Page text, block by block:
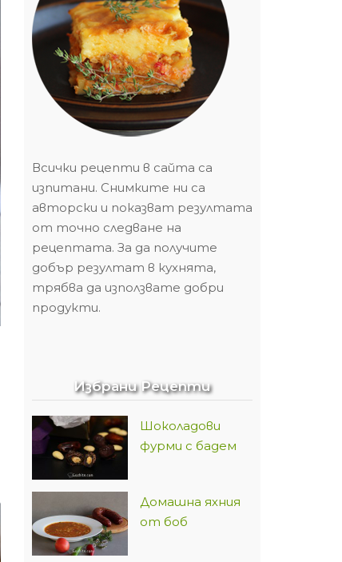
Всички рецепти в сайта са
изпитани. Снимките ни са
авторски и показват резултата
от точно следване на
рецептата. За да получите
добър резултат в кухнята,
трябва да използвате добри
продукти.
Избрани Рецепти
Шоколадови
фурми с бадем
Домашна яхния
от боб